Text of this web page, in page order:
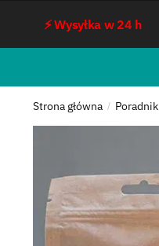
⚡ Wysyłka w 24 h
Strona główna / Poradnik